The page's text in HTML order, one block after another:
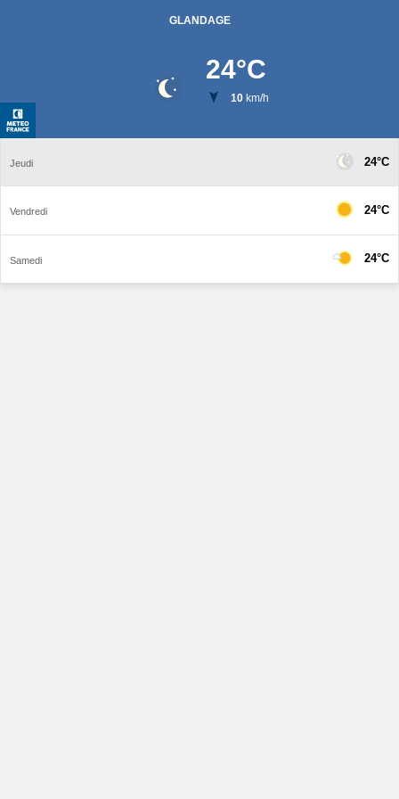
GLANDAGE
24°C
10km/h
Jeudi 24°C
Vendredi 24°C
Samedi 24°C